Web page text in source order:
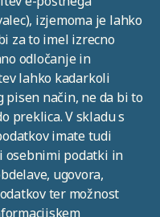
izjemoma je lahko
za to imel izrecno
odločanje in
lahko kadarkoli
način, ne da bi to
preklica. V skladu s
imate tudi
osebnimi podatki in
ugovora,
ter možnost